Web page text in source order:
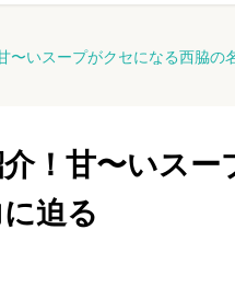
〜いスープがクセになる西脇の
！甘〜いスー
迫る